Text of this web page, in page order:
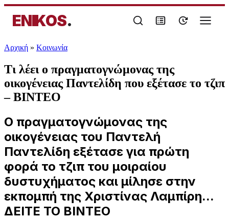
ENIKOS.
Αρχική » Κοινωνία
Τι λέει ο πραγματογνώμονας της
οικογένειας Παντελίδη που εξέτασε το τζιπ
– ΒΙΝΤΕΟ
O πραγματογνώμονας της
οικογένειας του Παντελή
Παντελίδη εξέτασε για πρώτη
φορά το τζιπ του μοιραίου
δυστυχήματος και μίλησε στην
εκπομπή της Χριστίνας Λαμπίρη...
ΔΕΙΤΕ ΤΟ ΒΙΝΤΕΟ